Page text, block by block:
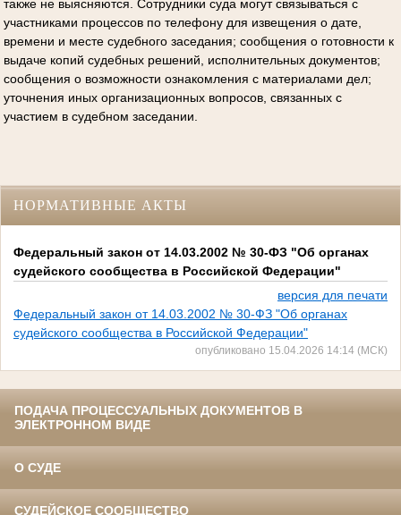
также не выясняются. Сотрудники суда могут связываться с
участниками процессов по телефону для извещения о дате,
времени и месте судебного заседания; сообщения о готовности к
выдаче копий судебных решений, исполнительных документов;
сообщения о возможности ознакомления с материалами дел;
уточнения иных организационных вопросов, связанных с
участием в судебном заседании.
НОРМАТИВНЫЕ АКТЫ
Федеральный закон от 14.03.2002 № 30-ФЗ "Об органах
судейского сообщества в Российской Федерации"
версия для печати
Федеральный закон от 14.03.2002 № 30-ФЗ "Об органах
судейского сообщества в Российской Федерации"
опубликовано 15.04.2026 14:14 (МСК)
ПОДАЧА ПРОЦЕССУАЛЬНЫХ ДОКУМЕНТОВ В
ЭЛЕКТРОННОМ ВИДЕ
О СУДЕ
СУДЕЙСКОЕ СООБЩЕСТВО